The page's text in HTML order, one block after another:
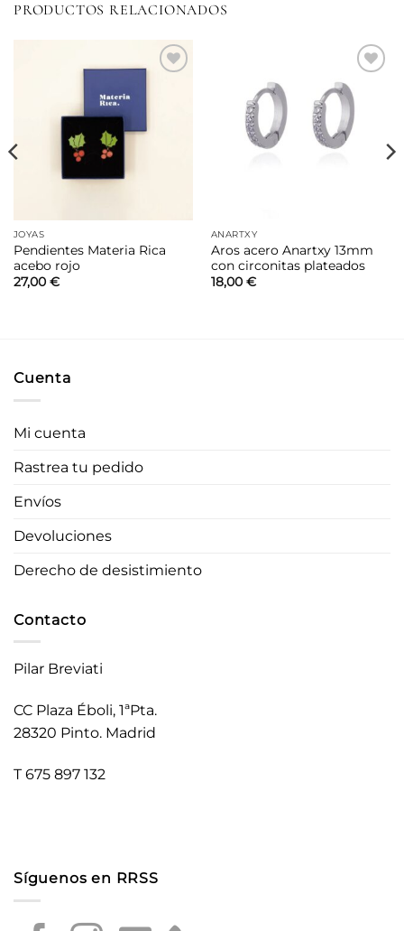
PRODUCTOS RELACIONADOS
JOYAS
Pendientes Materia Rica
acebo rojo
27,00 €
Añadir
a la
lista de
deseos
ANARTXY
Aros acero Anartxy 13mm
con circonitas plateados
18,00 €
Cuenta
Mi cuenta
Rastrea tu pedido
Envíos
Devoluciones
Derecho de desistimiento
Contacto
Pilar Breviati
CC Plaza Éboli, 1ªPta.
28320 Pinto. Madrid
T 675 897 132
Síguenos en RRSS